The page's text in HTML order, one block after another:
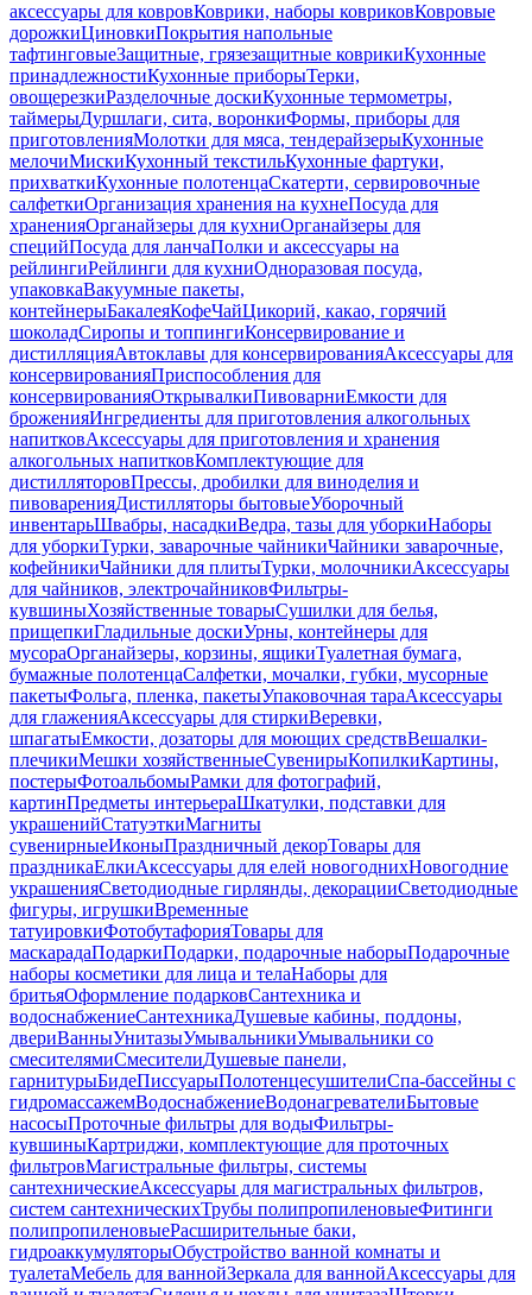
аксессуары для ковровКоврики, наборы ковриковКовровые
дорожкиЦиновкиПокрытия напольные
тафтинговыеЗащитные, грязезащитные коврикиКухонные
принадлежностиКухонные приборыТерки,
овощерезкиРазделочные доскиКухонные термометры,
таймерыДуршлаги, сита, воронкиФормы, приборы для
приготовленияМолотки для мяса, тендерайзерыКухонные
мелочиМискиКухонный текстильКухонные фартуки,
прихваткиКухонные полотенцаСкатерти, сервировочные
салфеткиОрганизация хранения на кухнеПосуда для
храненияОрганайзеры для кухниОрганайзеры для
специйПосуда для ланчаПолки и аксессуары на
рейлингиРейлинги для кухниОдноразовая посуда,
упаковкаВакуумные пакеты,
контейнерыБакалеяКофеЧайЦикорий, какао, горячий
шоколадСиропы и топпингиКонсервирование и
дистилляцияАвтоклавы для консервированияАксессуары для
консервированияПриспособления для
консервированияОткрывалкиПивоварниЕмкости для
броженияИнгредиенты для приготовления алкогольных
напитковАксессуары для приготовления и хранения
алкогольных напитковКомплектующие для
дистилляторовПрессы, дробилки для виноделия и
пивоваренияДистилляторы бытовыеУборочный
инвентарьШвабры, насадкиВедра, тазы для уборкиНаборы
для уборкиТурки, заварочные чайникиЧайники заварочные,
кофейникиЧайники для плитыТурки, молочникиАксессуары
для чайников, электрочайниковФильтры-
кувшиныХозяйственные товарыСушилки для белья,
прищепкиГладильные доскиУрны, контейнеры для
мусораОрганайзеры, корзины, ящикиТуалетная бумага,
бумажные полотенцаСалфетки, мочалки, губки, мусорные
пакетыФольга, пленка, пакетыУпаковочная тараАксессуары
для глаженияАксессуары для стиркиВеревки,
шпагатыЕмкости, дозаторы для моющих средствВешалки-
плечикиМешки хозяйственныеСувенирыКопилкиКартины,
постерыФотоальбомыРамки для фотографий,
картинПредметы интерьераШкатулки, подставки для
украшенийСтатуэткиМагниты
сувенирныеИконыПраздничный декорТовары для
праздникаЕлкиАксессуары для елей новогоднихНовогодние
украшенияСветодиодные гирлянды, декорацииСветодиодные
фигуры, игрушкиВременные
татуировкиФотобутафорияТовары для
маскарадаПодаркиПодарки, подарочные наборыПодарочные
наборы косметики для лица и телаНаборы для
бритьяОформление подарковСантехника и
водоснабжениеСантехникаДушевые кабины, поддоны,
двериВанныУнитазыУмывальникиУмывальники со
смесителямиСмесителиДушевые панели,
гарнитурыБидеПиссуарыПолотенцесушителиСпа-бассейны с
гидромассажемВодоснабжениеВодонагревателиБытовые
насосыПроточные фильтры для водыФильтры-
кувшиныКартриджи, комплектующие для проточных
фильтровМагистральные фильтры, системы
сантехническиеАксессуары для магистральных фильтров,
систем сантехническихТрубы полипропиленовыеФитинги
полипропиленовыеРасширительные баки,
гидроаккумуляторыОбустройство ванной комнаты и
туалетаМебель для ваннойЗеркала для ваннойАксессуары для